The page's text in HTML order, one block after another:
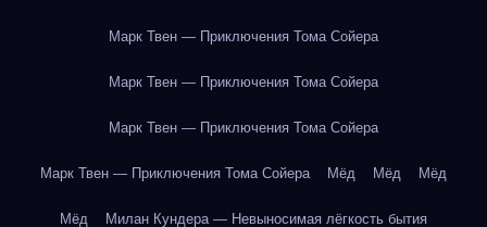
Марк Твен — Приключения Тома Сойера
Марк Твен — Приключения Тома Сойера
Марк Твен — Приключения Тома Сойера
Марк Твен — Приключения Тома Сойера Мёд Мёд Мёд
Мёд Милан Кундера — Невыносимая лёгкость бытия